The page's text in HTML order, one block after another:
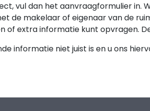
vul dan het aanvraagformulier in.
de makelaar of eigenaar van de
of extra informatie kunt opvragen.
informatie niet juist is en u ons